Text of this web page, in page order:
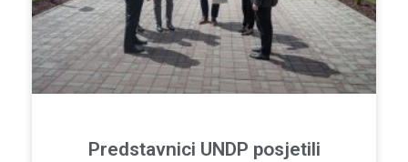
Predstavnici UNDP posjetili